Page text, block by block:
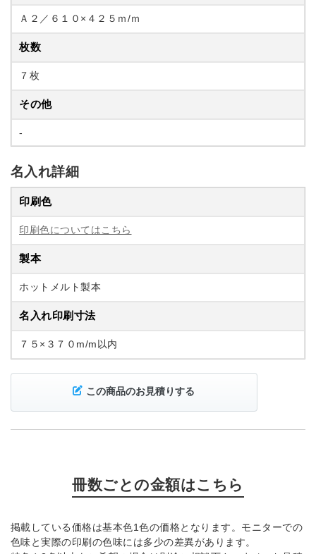
Ａ２／６１０×４２５ｍ/ｍ
枚数
７枚
その他
-
名入れ詳細
印刷色
印刷色についてはこちら
製本
ホットメルト製本
名入れ印刷寸法
７５×３７０m/m以内
この商品のお見積りする
冊数ごとの金額はこちら
掲載している価格は基本色1色の価格となります。モニターでの
色味と実際の印刷の色味には多少の差異があります。